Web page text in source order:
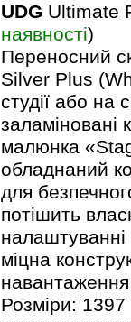
UDG Ultimate
наявності)
Переносний
Silver Plus
студії або на
заламіновані
малюнка
обладнаний
для
потішить
міцна
Розміри: